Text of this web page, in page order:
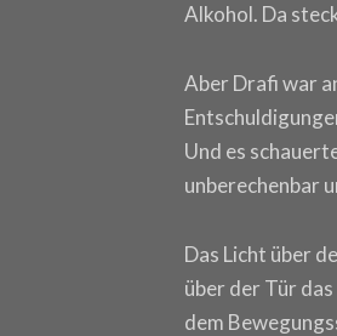
Alkohol. Da
Aber Drafi war
Und es
unberechenbar
Das Licht über
über der Tür
dem